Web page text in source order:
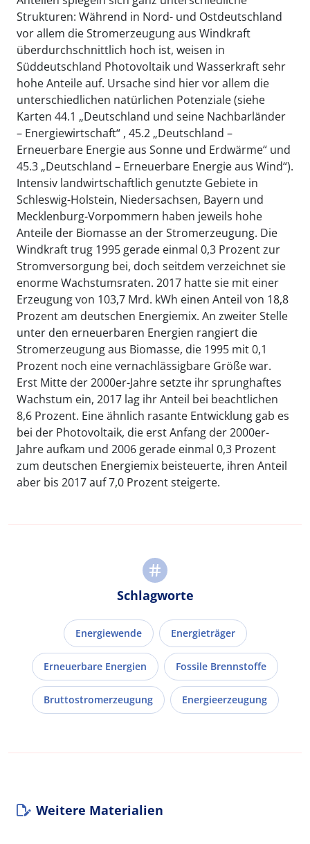
Strukturen: Während in Nord- und Ostdeutschland
vor allem die Stromerzeugung aus Windkraft
überdurchschnittlich hoch ist, weisen in
Süddeutschland Photovoltaik und Wasserkraft sehr
hohe Anteile auf. Ursache sind hier vor allem die
unterschiedlichen natürlichen Potenziale (siehe
Karten 44.1 „Deutschland und seine Nachbarländer
– Energiewirtschaft“ , 45.2 „Deutschland –
Erneuerbare Energie aus Sonne und Erdwärme“ und
45.3 „Deutschland – Erneuerbare Energie aus Wind“).
Intensiv landwirtschaftlich genutzte Gebiete in
Schleswig-Holstein, Niedersachsen, Bayern und
Mecklenburg-Vorpommern haben jeweils hohe
Anteile der Biomasse an der Stromerzeugung. Die
Windkraft trug 1995 gerade einmal 0,3 Prozent zur
Stromversorgung bei, doch seitdem verzeichnet sie
enorme Wachstumsraten. 2017 hatte sie mit einer
Erzeugung von 103,7 Mrd. kWh einen Anteil von 18,8
Prozent am deutschen Energiemix. An zweiter Stelle
unter den erneuerbaren Energien rangiert die
Stromerzeugung aus Biomasse, die 1995 mit 0,1
Prozent noch eine vernachlässigbare Größe war.
Erst Mitte der 2000er-Jahre setzte ihr sprunghaftes
Wachstum ein, 2017 lag ihr Anteil bei beachtlichen
8,6 Prozent. Eine ähnlich rasante Entwicklung gab es
bei der Photovoltaik, die erst Anfang der 2000er-
Jahre aufkam und 2006 gerade einmal 0,3 Prozent
zum deutschen Energiemix beisteuerte, ihren Anteil
aber bis 2017 auf 7,0 Prozent steigerte.
Schlagworte
Energiewende Energieträger
Erneuerbare Energien Fossile Brennstoffe
Bruttostromerzeugung Energieerzeugung
Weitere Materialien